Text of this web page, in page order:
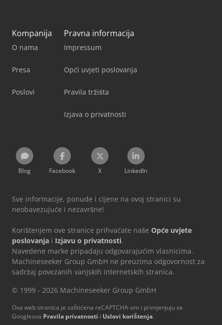
Kompanija
O nama
Presa
Poslovi
Pravna informacija
Impressum
Opći uvjeti poslovanja
Pravila tržišta
Izjava o privatnosti
Blog Facebook X LinkedIn
Sve informacije, ponude i cijene na ovoj stranici su
neobavezujuće i nezavršne!
Korištenjem ove stranice prihvaćate naše Opće uvjete
poslovanja i Izjavu o privatnosti.
Navedene marke pripadaju odgovarajućim vlasnicima.
Machineseeker Group GmbH ne preuzima odgovornost za
sadržaj povezanih vanjskih internetskih stranica.
© 1999 - 2026 Machineseeker Group GmbH
Ova web stranica je zaštićena reCAPTCHA-om i primjenjuju se
Googleova Pravila privatnosti i Uslovi korištenja.